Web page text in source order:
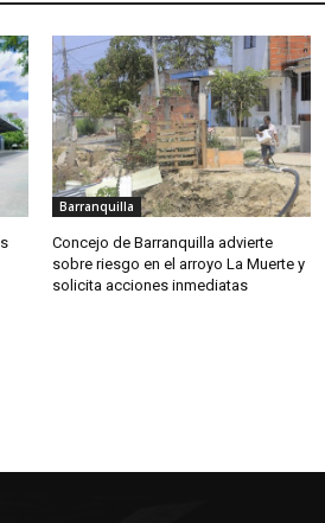
Barranquilla
Concejo de Barranquilla advierte
sobre riesgo en el arroyo La Muerte y
solicita acciones inmediatas